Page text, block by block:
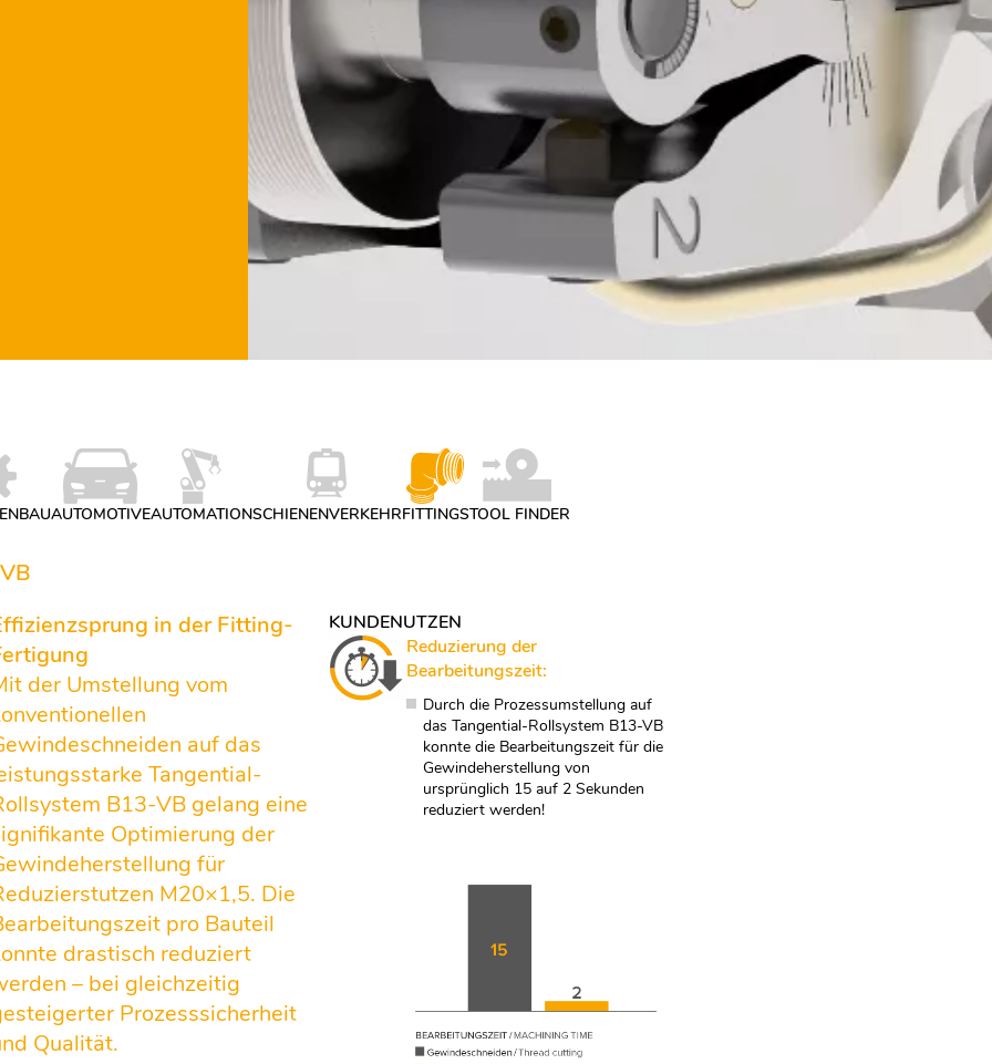
AUTOMOTIVEAUTOMATIONSCHIENENVERKEHRFITTINGSTOOL FINDER
in der Fitting-
der Umstellung vom
auf das
Tangential-
B13-VB gelang eine
Optimierung der
für
M20×1,5. Die
pro Bauteil
drastisch reduziert
– bei gleichzeitig
Prozesssicherheit
Qualität.
KUNDENUTZEN
Reduzierung der
Bearbeitungszeit:
Durch die Prozessumstellung auf
das Tangential-Rollsystem B13-VB
konnte die Bearbeitungszeit für die
Gewindeherstellung von
ursprünglich 15 auf 2 Sekunden
reduziert werden!